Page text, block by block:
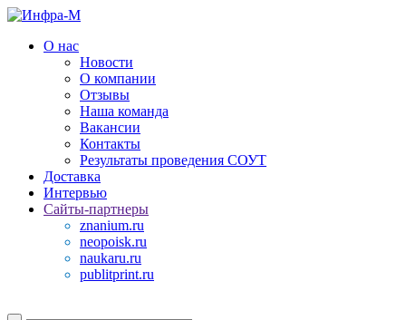
О нас
Новости
О компании
Отзывы
Наша команда
Вакансии
Контакты
Результаты проведения СОУТ
Доставка
Интервью
Сайты-партнеры
znanium.ru
neopoisk.ru
naukaru.ru
publitprint.ru